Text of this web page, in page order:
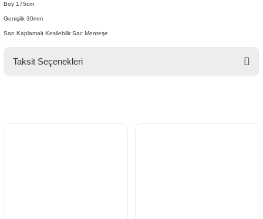
Boy 175cm
Genişlik 30mm
Sarı Kaplamalı Kesilebilir Sac Menteşe
Taksit Seçenekleri